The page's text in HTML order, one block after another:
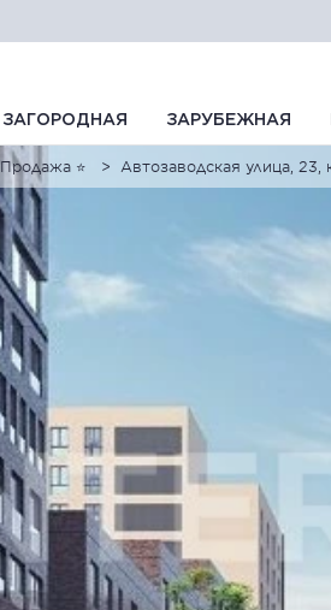
ЗАГОРОДНАЯ ЗАРУБЕЖНАЯ
Продажа ⭐ Автозаводская улица, 23,